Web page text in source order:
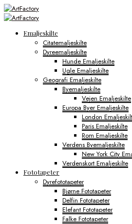
Emaljeskilte
Citatemaljeskilte
Dyreemaljeskilte
Hunde Emaljeskilte
Ugle Emaljeskilte
Geografi Emaljeskilte
Byemaljeskilte
Vejen Emaljeskilte
Europa Byer Emaljeskilte
London
Paris Emaljeskilte
Rom Emaljeskilte
Verdens Byemaljeskilte
New York City
Verdenskort Emaljeskilte
Fototapeter
Dyrefototapeter
Bjørne Fototapeter
Delfin Fototapeter
Elefant Fototapeter
Falke Fototapeter